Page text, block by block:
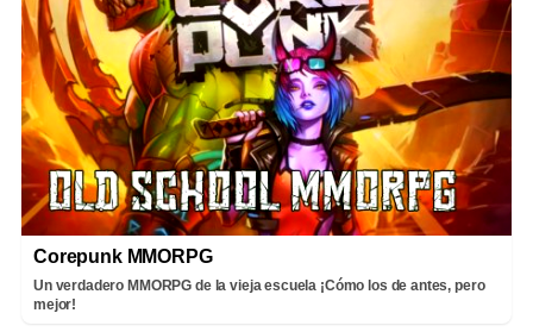
Corepunk MMORPG
Un verdadero MMORPG de la vieja escuela ¡Cómo los de antes, pero
mejor!